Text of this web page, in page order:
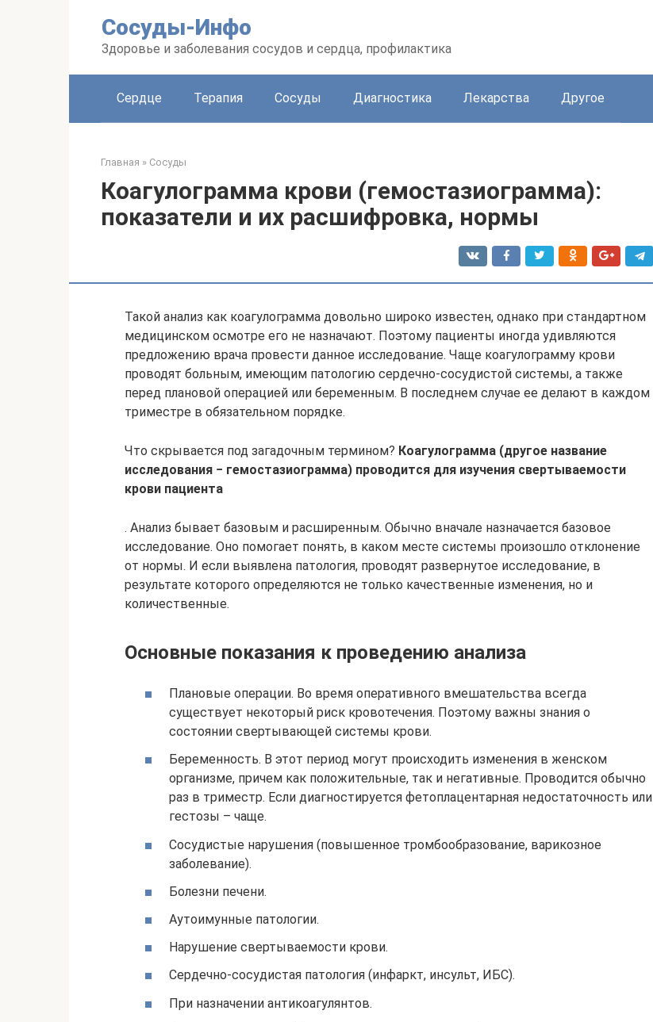
Сосуды-Инфо
Здоровье и заболевания сосудов и сердца, профилактика
Сердце Терапия Сосуды Диагностика Лекарства Другое
Главная » Сосуды
Коагулограмма крови (гемостазиограмма):
показатели и их расшифровка, нормы
Такой анализ как коагулограмма довольно широко известен, однако при стандартном
медицинском осмотре его не назначают. Поэтому пациенты иногда удивляются
предложению врача провести данное исследование. Чаще коагулограмму крови
проводят больным, имеющим патологию сердечно-сосудистой системы, а также
перед плановой операцией или беременным. В последнем случае ее делают в каждом
триместре в обязательном порядке.
Что скрывается под загадочным термином? Коагулограмма (другое название
исследования − гемостазиограмма) проводится для изучения свертываемости
крови пациента
. Анализ бывает базовым и расширенным. Обычно вначале назначается базовое
исследование. Оно помогает понять, в каком месте системы произошло отклонение
от нормы. И если выявлена патология, проводят развернутое исследование, в
результате которого определяются не только качественные изменения, но и
количественные.
Основные показания к проведению анализа
Плановые операции. Во время оперативного вмешательства всегда
существует некоторый риск кровотечения. Поэтому важны знания о
состоянии свертывающей системы крови.
Беременность. В этот период могут происходить изменения в женском
организме, причем как положительные, так и негативные. Проводится обычно
раз в триместр. Если диагностируется фетоплацентарная недостаточность или
гестозы – чаще.
Сосудистые нарушения (повышенное тромбообразование, варикозное
заболевание).
Болезни печени.
Аутоимунные патологии.
Нарушение свертываемости крови.
Сердечно-сосудистая патология (инфаркт, инсульт, ИБС).
При назначении антикоагулянтов.